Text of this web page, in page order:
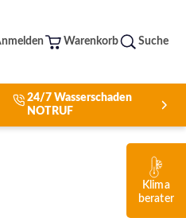
Warenkorb Suche
24/7 Wasserschaden
NOTRUF
A+++
Klima
berater